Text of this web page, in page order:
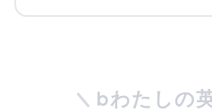
bわたしの